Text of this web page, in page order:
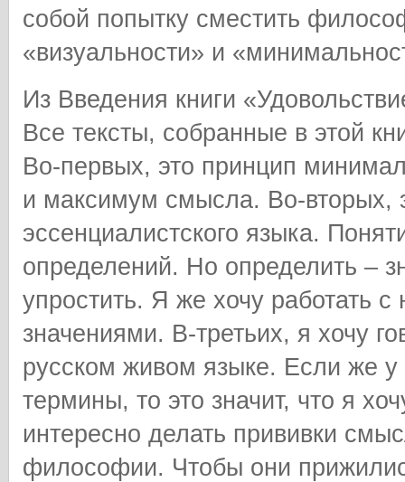
собой попытку сместить
«визуальности» и
Из Введения книги
Все тексты, собранные в этой
Во-первых, это принцип
и максимум смысла. Во-вторых,
эссенциалистского языка.
определений. Но определить –
упростить. Я же хочу работать
значениями. В-третьих, я хочу
русском живом языке. Если же у
термины, то это значит, что я
интересно делать прививки
философии. Чтобы они